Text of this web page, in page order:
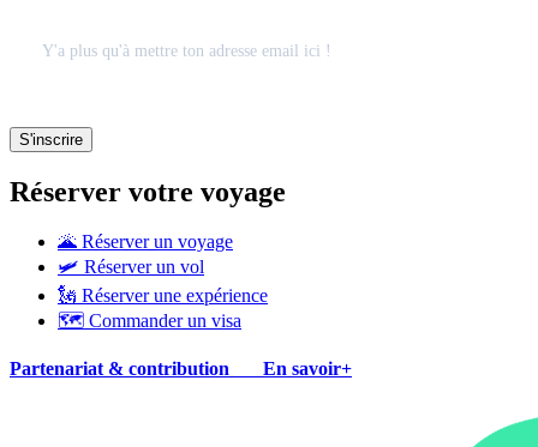
Réserver votre voyage
🌋 Réserver un voyage
🛩 Réserver un vol
🗽 Réserver une expérience
🗺 Commander un visa
Partenariat & contribution En savoir+